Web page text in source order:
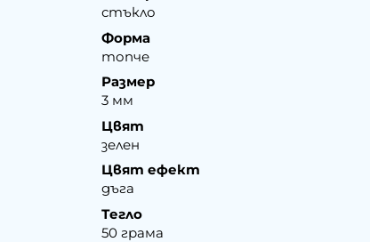
стъкло
Форма
топче
Размер
3 мм
Цвят
зелен
Цвят ефект
дъга
Тегло
50 грама